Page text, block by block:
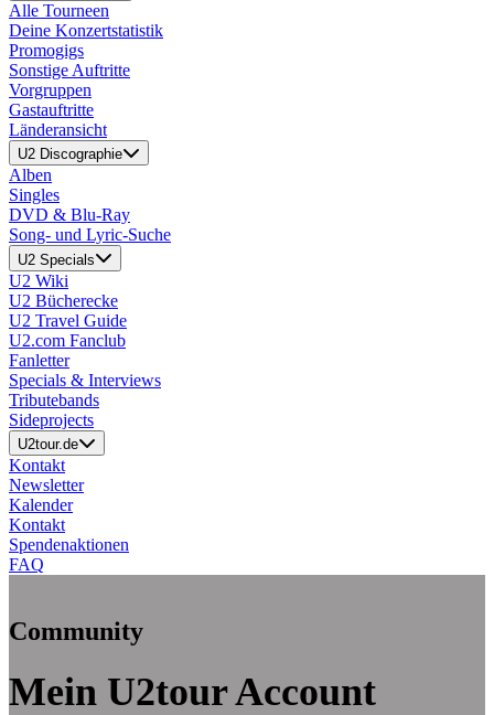
Alle Tourneen
Deine Konzertstatistik
Promogigs
Sonstige Auftritte
Vorgruppen
Gastauftritte
Länderansicht
U2 Discographie
Alben
Singles
DVD & Blu-Ray
Song- und Lyric-Suche
U2 Specials
U2 Wiki
U2 Bücherecke
U2 Travel Guide
U2.com Fanclub
Fanletter
Specials & Interviews
Tributebands
Sideprojects
U2tour.de
Kontakt
Newsletter
Kalender
Kontakt
Spendenaktionen
FAQ
Community
Mein U2tour Account